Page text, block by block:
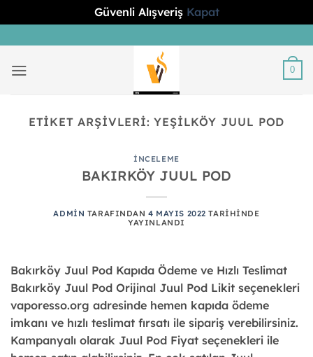
Güvenli Alışveriş Kapat
atla
0
ETIKET ARŞIVLERI:YEŞİLKÖY JUUL POD
İNCELEME
BAKIRKÖY JUUL POD
ADMIN TARAFINDAN 4 MAYIS 2022 TARIHINDE
YAYINLANDI
Bakırköy Juul Pod Kapıda Ödeme ve Hızlı Teslimat
Bakırköy Juul Pod Orijinal Juul Pod Likit seçenekleri
vaporesso.org adresinde hemen kapıda ödeme
imkanı ve hızlı teslimat fırsatı ile sipariş verebilirsiniz.
Kampanyalı olarak Juul Pod Fiyat seçenekleri ile